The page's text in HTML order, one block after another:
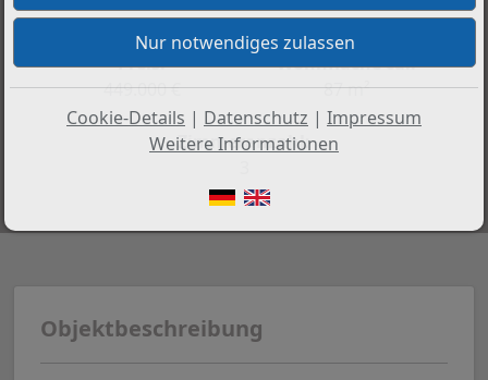
Preis:
449.000 €
Wohnfläche ca.:
87 m²
Zimmeranzahl:
Objektbeschreibung
Cookie-Details | Datenschutz | Impressum
Weitere Informationen